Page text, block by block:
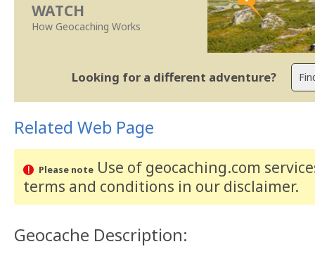
WATCH
How Geocaching Works
Looking for a different adventure?
Related Web Page
Please noteUse of geocaching.com
terms and conditions in our disclaimer.
Geocache Description: